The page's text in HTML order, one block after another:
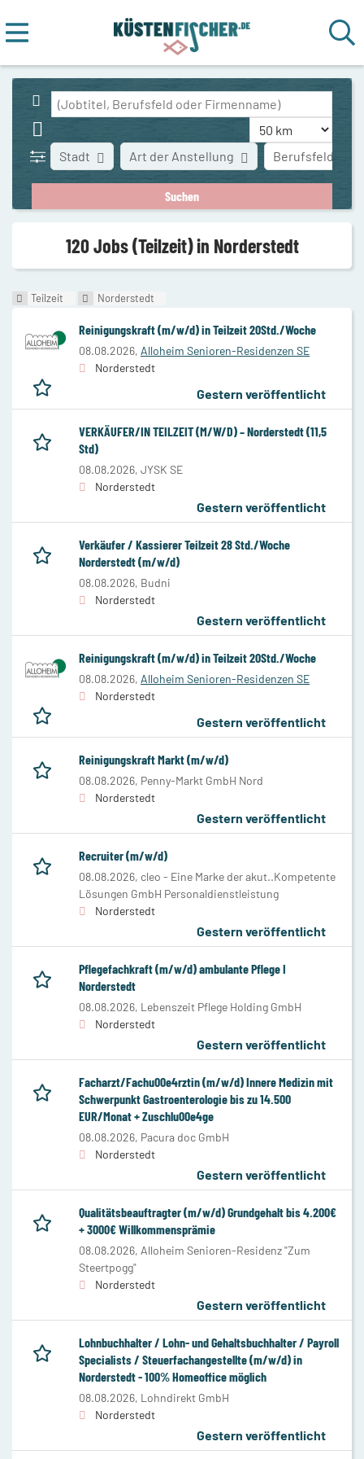
Stadt Art der Anstellung Berufsfeld
120 Jobs (Teilzeit) in Norderstedt
Teilzeit Norderstedt
Reinigungskraft (m/w/d) in Teilzeit 20Std./Woche
08.08.2026, Alloheim Senioren-Residenzen SE
Norderstedt
Gestern veröffentlicht
VERKÄUFER/IN TEILZEIT (M/W/D) – Norderstedt (11,5
Std)
08.08.2026, JYSK SE
Norderstedt
Gestern veröffentlicht
Verkäufer / Kassierer Teilzeit 28 Std./Woche
Norderstedt (m/w/d)
08.08.2026, Budni
Norderstedt
Gestern veröffentlicht
Reinigungskraft (m/w/d) in Teilzeit 20Std./Woche
08.08.2026, Alloheim Senioren-Residenzen SE
Norderstedt
Gestern veröffentlicht
Reinigungskraft Markt (m/w/d)
08.08.2026, Penny-Markt GmbH Nord
Norderstedt
Gestern veröffentlicht
Recruiter (m/w/d)
08.08.2026, cleo - Eine Marke der akut..Kompetente
Lösungen GmbH Personaldienstleistung
Norderstedt
Gestern veröffentlicht
Pflegefachkraft (m/w/d) ambulante Pflege I
Norderstedt
08.08.2026, Lebenszeit Pflege Holding GmbH
Norderstedt
Gestern veröffentlicht
Facharzt/Fachu00e4rztin (m/w/d) Innere Medizin mit
Schwerpunkt Gastroenterologie bis zu 14.500
EUR/Monat + Zuschlu00e4ge
08.08.2026, Pacura doc GmbH
Norderstedt
Gestern veröffentlicht
Qualitätsbeauftragter (m/w/d) Grundgehalt bis 4.200€
+ 3000€ Willkommensprämie
08.08.2026, Alloheim Senioren-Residenz "Zum
Steertpogg"
Norderstedt
Gestern veröffentlicht
Lohnbuchhalter / Lohn- und Gehaltsbuchhalter / Payroll
Specialists / Steuerfachangestellte (m/w/d) in
Norderstedt - 100% Homeoffice möglich
08.08.2026, Lohndirekt GmbH
Norderstedt
Gestern veröffentlicht